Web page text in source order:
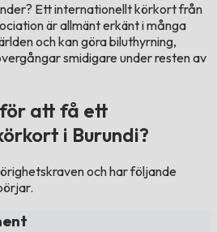
Ett internationellt körkort från
är allmänt erkänt i många
och kan göra biluthyrning,
smidigare under resten av
att få ett
i Burundi?
och har följande